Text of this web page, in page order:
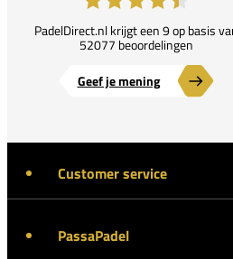
PadelDirect.nl krijgt een 9 op basis
52077 beoordelingen
Geef je mening
Customer service
PassaPadel